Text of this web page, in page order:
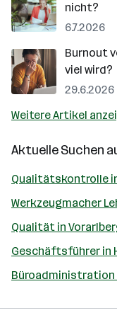
nicht?
6.7.2026
Burnout
viel wird?
29.6.2026
Weitere Artikel
Aktuelle Suchen
Qualitätskontrolle
Werkzeugmacher
Qualität in
Geschäftsführer in
Büroadministration